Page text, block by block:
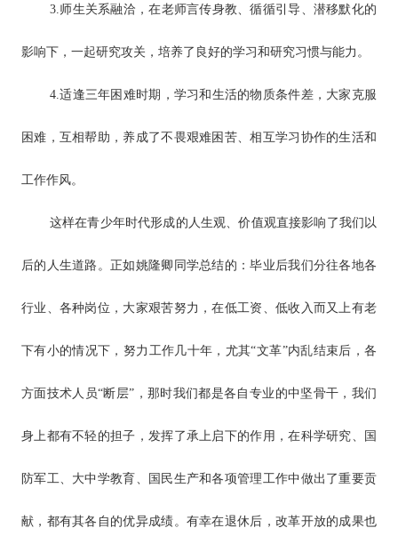
3.师生关系融洽，在老师言传身教、循循引导、潜移默化的
影响下，一起研究攻关，培养了良好的学习和研究习惯与能力。
4.适逢三年困难时期，学习和生活的物质条件差，大家克服
困难，互相帮助，养成了不畏艰难困苦、相互学习协作的生活和
工作作风。
这样在青少年时代形成的人生观、价值观直接影响了我们以
后的人生道路。正如姚隆卿同学总结的：毕业后我们分往各地各
行业、各种岗位，大家艰苦努力，在低工资、低收入而又上有老
下有小的情况下，努力工作几十年，尤其“文革”内乱结束后，各
方面技术人员“断层”，那时我们都是各自专业的中坚骨干，我们
身上都有不轻的担子，发挥了承上启下的作用，在科学研究、国
防军工、大中学教育、国民生产和各项管理工作中做出了重要贡
献，都有其各自的优异成绩。有幸在退休后，改革开放的成果也